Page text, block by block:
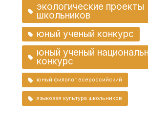
экологические проекты
школьников
юный ученый конкурс
юный ученый
конкурс
юный филолог всероссийский
языковая культура школьников